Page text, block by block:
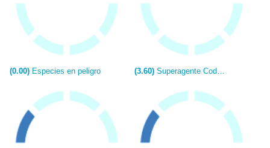
(0.00) Especies en peligro (3.60)Superagente Cody Banks